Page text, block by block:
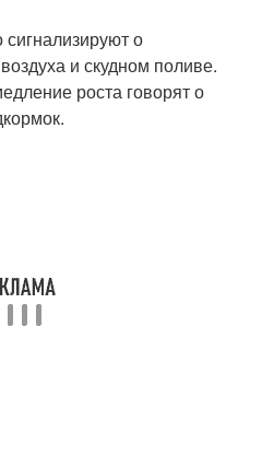
о
и скудном поливе.
роста говорят о